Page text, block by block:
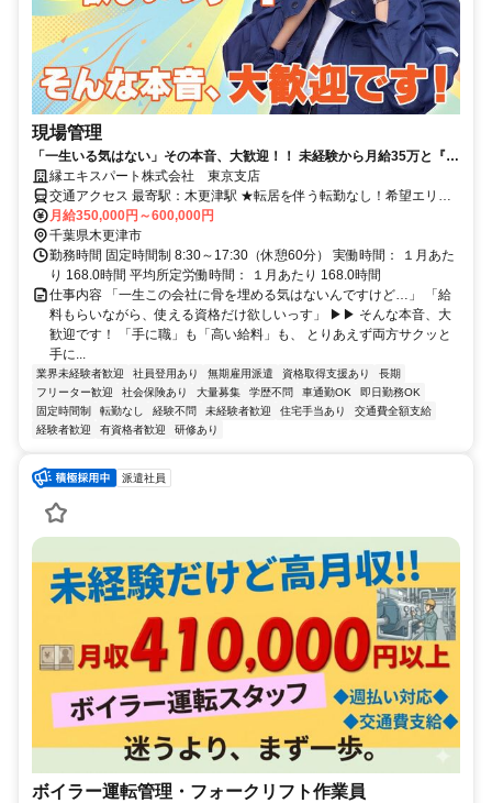
現場管理
「一生いる気はない」その本音、大歓迎！！ 未経験から月給35万と『一
生モノの国家資格』をサクッと手に入れ、 数年後の自由を勝ち取りませ
んか？
縁エキスパート株式会社 東京支店
交通アクセス 最寄駅：木更津駅 ★転居を伴う転勤なし！希望エリア
で就業可能です。 ★勤務地ごとに複数の宿舎をご用意しています♪
月給350,000円～600,000円
千葉県木更津市
勤務時間 固定時間制 8:30～17:30（休憩60分） 実働時間： １月あた
り 168.0時間 平均所定労働時間： １月あたり 168.0時間
仕事内容 「一生この会社に骨を埋める気はないんですけど…」 「給
料もらいながら、使える資格だけ欲しいっす」 ▶▶ そんな本音、大
歓迎です！ 「手に職」も「高い給料」も、 とりあえず両方サクッと
手に...
業界未経験者歓迎 社員登用あり 無期雇用派遣 資格取得支援あり
長期
フリーター歓迎
社会保険あり 大量募集 学歴不問 車通勤OK
即日勤務OK
固定時間制
転勤なし 経験不問 未経験者歓迎 住宅手当あり
交通費全額支給
経験者歓迎
有資格者歓迎 研修あり
派遣社員
ボイラー運転管理・フォークリフト作業員